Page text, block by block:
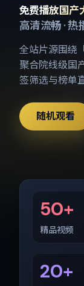
免费播放国产
高清流畅 · 热
全站片源围绕
聚合院线级国
签筛选与榜单
随机观看
50+
精品视频
20+